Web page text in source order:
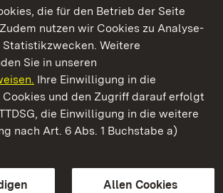
die für den Betrieb der Seite
nutzen wir Cookies zu Analyse-
Statistikzwecken. Weitere
Sie in unseren
Ihre Einwilligung in die
und den Zugriff darauf erfolgt
die Einwilligung in die weitere
nach Art. 6 Abs. 1 Buchstabe a)
Allen Cookies
und Gärten Baden‑Württemberg
und Gärten Baden-Württemberg
Leichte Sprache